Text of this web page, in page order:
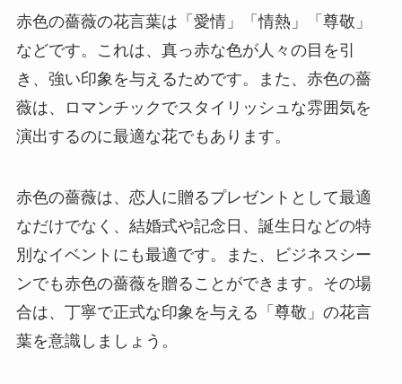
赤色の薔薇の花言葉は「愛情」「情熱」「尊敬」
などです。これは、真っ赤な色が人々の目を引
き、強い印象を与えるためです。また、赤色の薔
薇は、ロマンチックでスタイリッシュな雰囲気を
演出するのに最適な花でもあります。
赤色の薔薇は、恋人に贈るプレゼントとして最適
なだけでなく、結婚式や記念日、誕生日などの特
別なイベントにも最適です。また、ビジネスシー
ンでも赤色の薔薇を贈ることができます。その場
合は、丁寧で正式な印象を与える「尊敬」の花言
葉を意識しましょう。